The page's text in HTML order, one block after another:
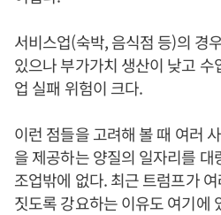
서비스업(숙박, 음식점 등)의 경
있으나 부가가치 생산이 낮고
업 실패 위험이 크다.
이런 점들을 고려해 볼 때 여러
을 제공하는 양질의 일자리를
조업밖에 없다. 최근 트럼프가
짓도록 강요하는 이유도 여기에